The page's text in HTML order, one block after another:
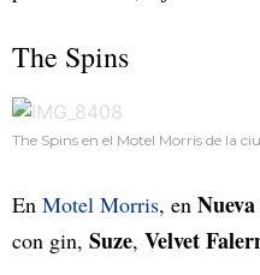
The Spins
The Spins en el Motel Morris de la
En Motel Morris, en
con gin, Suze, Velvet